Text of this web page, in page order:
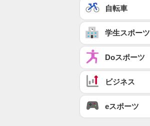
自転車
学生スポーツ
Doスポーツ
ビジネス
eスポーツ